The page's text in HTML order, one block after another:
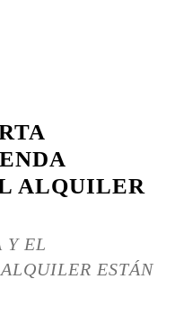
ALQUILER
Y EL
ESTÁN